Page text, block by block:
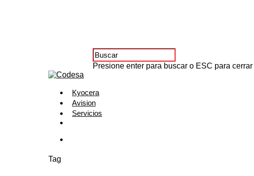
Presione enter para buscar o ESC para cerrar
Kyocera
Avision
Servicios
Tag